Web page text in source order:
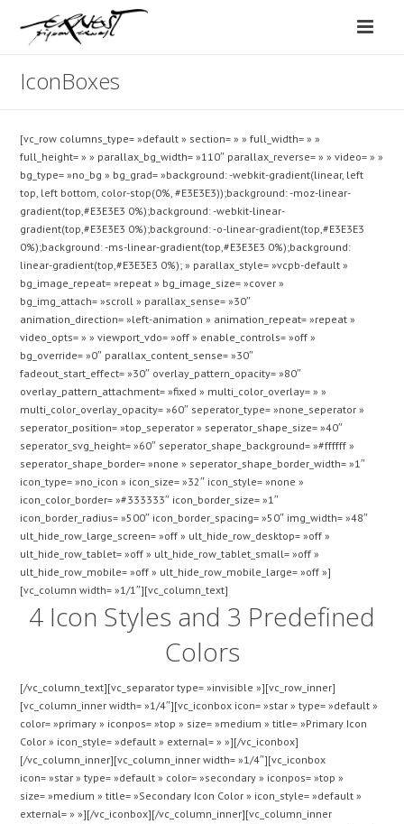
IconBoxes
[vc_row columns_type= »default » section= » » full_width= » »
full_height= » » parallax_bg_width= »110″ parallax_reverse= » » video= » »
bg_type= »no_bg » bg_grad= »background: -webkit-gradient(linear, left
top, left bottom, color-stop(0%, #E3E3E3));background: -moz-linear-
gradient(top,#E3E3E3 0%);background: -webkit-linear-
gradient(top,#E3E3E3 0%);background: -o-linear-gradient(top,#E3E3E3
0%);background: -ms-linear-gradient(top,#E3E3E3 0%);background:
linear-gradient(top,#E3E3E3 0%); » parallax_style= »vcpb-default »
bg_image_repeat= »repeat » bg_image_size= »cover »
bg_img_attach= »scroll » parallax_sense= »30″
animation_direction= »left-animation » animation_repeat= »repeat »
video_opts= » » viewport_vdo= »off » enable_controls= »off »
bg_override= »0″ parallax_content_sense= »30″
fadeout_start_effect= »30″ overlay_pattern_opacity= »80″
overlay_pattern_attachment= »fixed » multi_color_overlay= » »
multi_color_overlay_opacity= »60″ seperator_type= »none_seperator »
seperator_position= »top_seperator » seperator_shape_size= »40″
seperator_svg_height= »60″ seperator_shape_background= »#ffffff »
seperator_shape_border= »none » seperator_shape_border_width= »1″
icon_type= »no_icon » icon_size= »32″ icon_style= »none »
icon_color_border= »#333333″ icon_border_size= »1″
icon_border_radius= »500″ icon_border_spacing= »50″ img_width= »48″
ult_hide_row_large_screen= »off » ult_hide_row_desktop= »off »
ult_hide_row_tablet= »off » ult_hide_row_tablet_small= »off »
ult_hide_row_mobile= »off » ult_hide_row_mobile_large= »off »]
[vc_column width= »1/1″][vc_column_text]
4 Icon Styles and 3 Predefined
Colors
[/vc_column_text][vc_separator type= »invisible »][vc_row_inner]
[vc_column_inner width= »1/4″][vc_iconbox icon= »star » type= »default »
color= »primary » iconpos= »top » size= »medium » title= »Primary Icon
Color » icon_style= »default » external= » »][/vc_iconbox]
[/vc_column_inner][vc_column_inner width= »1/4″][vc_iconbox
icon= »star » type= »default » color= »secondary » iconpos= »top »
size= »medium » title= »Secondary Icon Color » icon_style= »default »
external= » »][/vc_iconbox][/vc_column_inner][vc_column_inner